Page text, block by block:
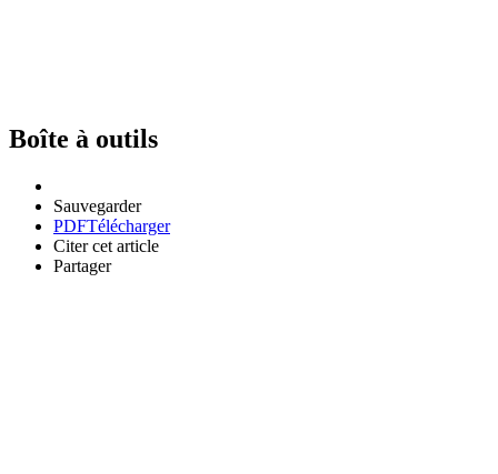
Boîte à outils
Sauvegarder
PDFTélécharger
Citer cet article
Partager